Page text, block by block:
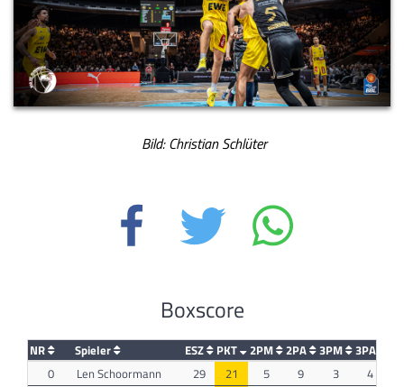
Bild: Christian Schlüter
Boxscore
NR Spieler ESZ PKT 2PM 2PA 3PM 3PA
0
Len Schoormann 29 21 5 9 3 4